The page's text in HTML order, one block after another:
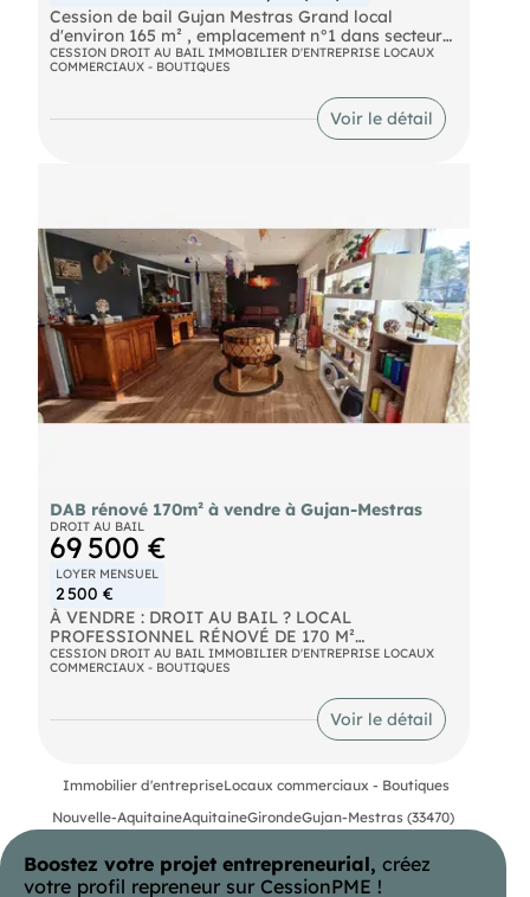
Cession de bail Gujan Mestras Grand local
d'environ 165 m² , emplacement n°1 dans secteur
touristique. Situé sur un axe passant et proches
autres commerces. Places de stationnements pour
la clientèle. Nombreuses activités possibles, telles
que boucherie, charcuterie, traiteur, rôtisserie,
fromagerie, sandwicherie, épicerie, vins... Idéal
- Bordeaux.
CESSION DROIT AU BAIL IMMOBILIER D'ENTREPRISE LOCAUX
COMMERCIAUX - BOUTIQUES
Voir le détail
DAB rénové 170m² à vendre à Gujan-Mestras
DROIT AU BAIL
69 500 €
LOYER MENSUEL
2 500 €
À VENDRE : DROIT AU BAIL ? LOCAL
PROFESSIONNEL RÉNOVÉ DE 170 M²
Opportunité rare ! Cession d'un droit au bail pour
un local professionnel d'environ 170 m²,
entièrement rénové avec des prestations de
qualité. Idéalement situé dans un emplacement
activités : professions libérales, boutiques
éphémères, pratiques énergétiques, et bien plus
encore.
Le local, divisé en plusieurs lots actuellement
sous-loués (baux annuels renouvelables), génèrent
CESSION DROIT AU BAIL IMMOBILIER D'ENTREPRISE LOCAUX
COMMERCIAUX - BOUTIQUES
Voir le détail
Immobilier d'entrepriseLocaux commerciaux - Boutiques
Nouvelle-AquitaineAquitaineGirondeGujan-Mestras (33470)
Boostez votre projet entrepreneurial, créez
votre profil repreneur sur CessionPME !